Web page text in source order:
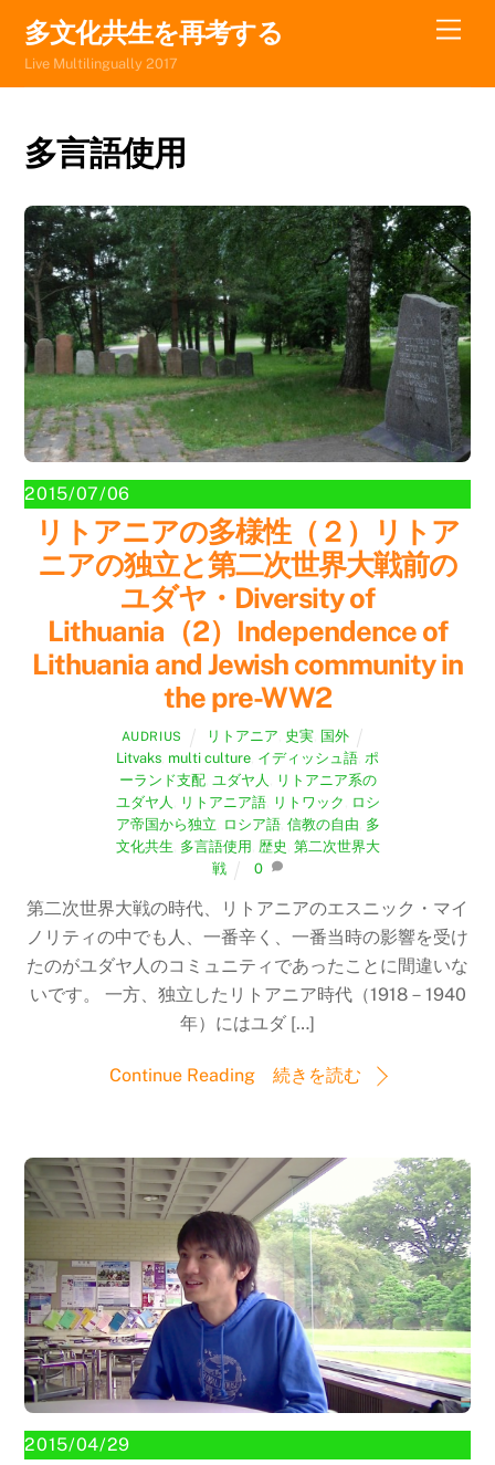
content
多文化共生を再考する
Live Multilingually 2017
多言語使用
2015/07/06
リトアニアの多様性（２）リトア
ニアの独立と第二次世界大戦前の
ユダヤ・Diversity of
Lithuania（2）Independence of
Lithuania and Jewish community in
the pre-WW2
AUDRIUS リトアニア 史実 国外
Litvaks multi culture イディッシュ語 ポ
ーランド支配, ユダヤ人
リトアニア系の
ユダヤ人
リトアニア語, リトワック
ロシ
ア帝国から独立 ロシア語, 信教の自由 多
文化共生 多言語使用 歴史 第二次世界大
戦
0
第二次世界大戦の時代、リトアニアのエスニック・マイ
ノリティの中でも人、一番辛く、一番当時の影響を受け
たのがユダヤ人のコミュニティであったことに間違いな
いです。 一方、独立したリトアニア時代（1918－1940
年）にはユダ […]
Continue Reading 続きを読む
2015/04/29